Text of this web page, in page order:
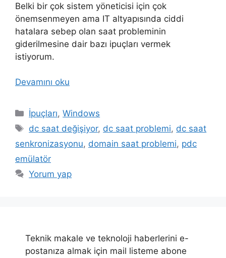
Belki bir çok sistem yöneticisi için çok
önemsenmeyen ama IT altyapısında ciddi
hatalara sebep olan saat probleminin
giderilmesine dair bazı ipuçları vermek
istiyorum.
Devamını oku
Kategoriler
İpuçları,Windows
Etiketler
dc saat değişiyor, dc saat problemi, dc saat
senkronizasyonu, domain saat problemi, pdc
emülatör
Yorum yap
Teknik makale ve teknoloji haberlerini e-
postanıza almak için mail listeme abone